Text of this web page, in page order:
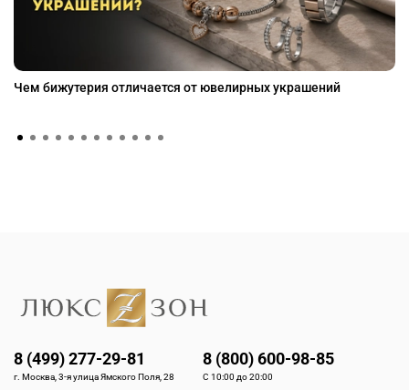
Чем бижутерия отличается от ювелирных украшений
8 (499) 277-29-81
г. Москва, 3-я улица Ямского Поля, 28
8 (800) 600-98-85
С 10:00 до 20:00